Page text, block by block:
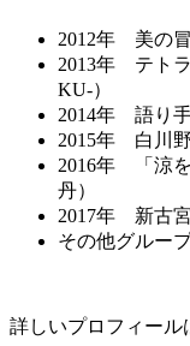
2012年 美の冒
2013年 テト
KU-）
2014年 語り手
2015年 白川野
2016年 「涼
丹）
2017年 新古宮
その他グルー
詳しいプロフィール